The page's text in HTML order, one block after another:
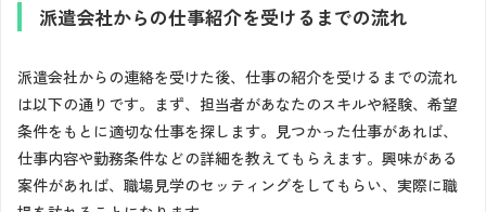
派遣会社からの仕事紹介を受けるまでの流れ
派遣会社からの連絡を受けた後、仕事の紹介を受けるまでの流れ
は以下の通りです。まず、担当者があなたのスキルや経験、希望
条件をもとに適切な仕事を探します。見つかった仕事があれば、
仕事内容や勤務条件などの詳細を教えてもらえます。興味がある
案件があれば、職場見学のセッティングをしてもらい、実際に職